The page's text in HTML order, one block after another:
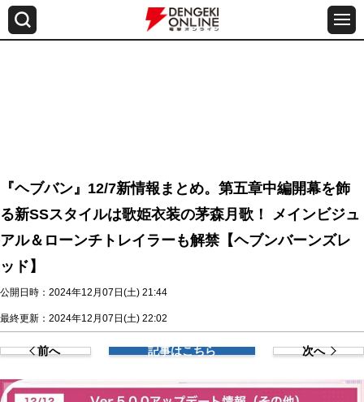
『ヘブバン』12/7新情報まとめ。第五章中編開幕を飾
る新SSスタイルは歌姫衣装の茅森月歌！ メインビジュ
アル＆ローンチトレイラーも解禁【ヘブンバーンズレ
ッド】
公開日時：2024年12月07日(土) 21:44
最終更新：2024年12月07日(土) 22:02
前へ 記事はこちら 次へ